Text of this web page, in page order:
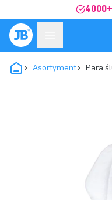
4000+
Asortyment Para